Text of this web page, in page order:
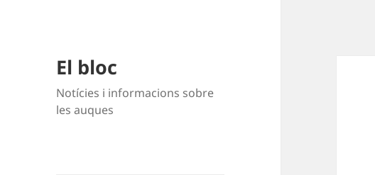
El bloc
Notícies i informacions sobre
les auques